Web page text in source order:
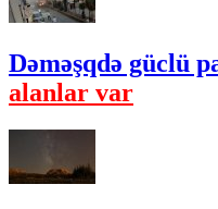
Dəməşqdə güclü
alanlar var